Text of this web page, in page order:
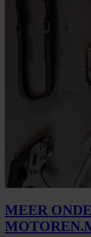
MEER
MOTOREN.